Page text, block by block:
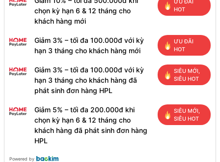
chọn kỳ hạn 6 & 12 tháng cho
khách hàng mới
ƯU ĐÃI
HOT
Giảm 3% – tối đa 100.000đ với kỳ
hạn 3 tháng cho khách hàng mới
ƯU ĐÃI
HOT
Giảm 3% – tối đa 100.000đ với kỳ
hạn 3 tháng cho khách hàng đã
phát sinh đơn hàng HPL
SIÊU MỚI,
SIÊU HOT
Giảm 5% – tối đa 200.000đ khi
chọn kỳ hạn 6 & 12 tháng cho
khách hàng đã phát sinh đơn hàng
HPL
SIÊU MỚI,
SIÊU HOT
Powered by